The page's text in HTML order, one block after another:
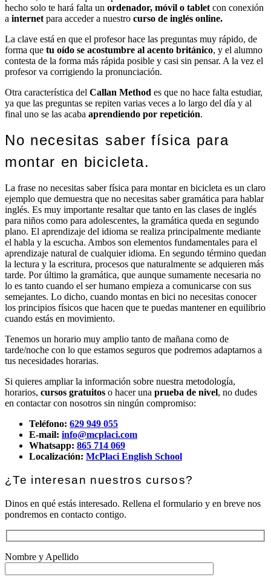
hecho solo te hará falta un ordenador, móvil o tablet con conexión
a internet para acceder a nuestro curso de inglés online.
La clave está en que el profesor hace las preguntas muy rápido, de
forma que tu oído se acostumbre al acento británico, y el alumno
contesta de la forma más rápida posible y casi sin pensar. A la vez el
profesor va corrigiendo la pronunciación.
Otra característica del Callan Method es que no hace falta estudiar,
ya que las preguntas se repiten varias veces a lo largo del día y al
final uno se las acaba aprendiendo por repetición.
No necesitas saber física para
montar en bicicleta.
La frase no necesitas saber física para montar en bicicleta es un claro
ejemplo que demuestra que no necesitas saber gramática para hablar
inglés. Es muy importante resaltar que tanto en las clases de inglés
para niños como para adolescentes, la gramática queda en segundo
plano. El aprendizaje del idioma se realiza principalmente mediante
el habla y la escucha. Ambos son elementos fundamentales para el
aprendizaje natural de cualquier idioma. En segundo término quedan
la lectura y la escritura, procesos que naturalmente se adquieren más
tarde. Por último la gramática, que aunque sumamente necesaria no
lo es tanto cuando el ser humano empieza a comunicarse con sus
semejantes. Lo dicho, cuando montas en bici no necesitas conocer
los principios físicos que hacen que te puedas mantener en equilibrio
cuando estás en movimiento.
Tenemos un horario muy amplio tanto de mañana como de
tarde/noche con lo que estamos seguros que podremos adaptarnos a
tus necesidades horarias.
Si quieres ampliar la información sobre nuestra metodología,
horarios, cursos gratuitos o hacer una prueba de nivel, no dudes
en contactar con nosotros sin ningún compromiso:
Teléfono: 629 949 055
E-mail: info@mcplaci.com
Whatsapp: 865 714 069
Localización: McPlaci English School
¿Te interesan nuestros cursos?
Dinos en qué estás interesado. Rellena el formulario y en breve nos
pondremos en contacto contigo.
Nombre y Apellido